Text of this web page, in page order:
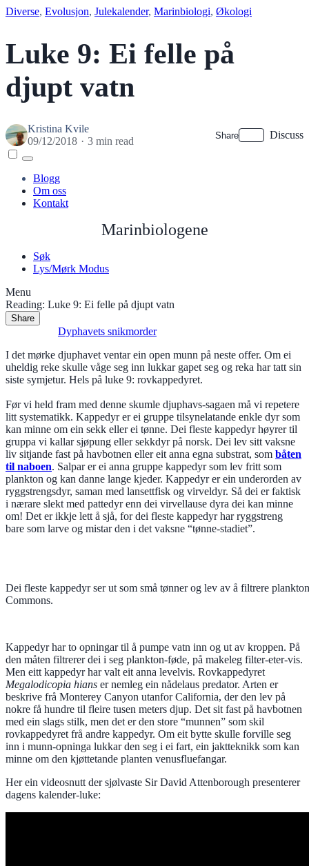
Diverse, Evolusjon, Julekalender, Marinbiologi, Økologi
Luke 9: Ei felle på
djupt vatn
Kristina Kvile
09/12/2018
3 min read Share Discuss
Menu
Blogg
Om oss
Kontakt
Marinbiologene
Søk
Lys/Mørk Modus
Menu
Reading: Luke 9: Ei felle på djupt vatn
Share
Dyphavets snikmorder
I det mørke djuphavet ventar ein open munn på neste offer. Om ei
uheldig reke skulle våge seg inn lukkar gapet seg og reka har tatt sin
siste symjetur. Hels på luke 9: rovkappedyret.
Før vi held fram med denne skumle djuphavs-sagaen må vi repetere
litt systematikk. Kappedyr er ei gruppe tilsynelatande enkle dyr som
kan minne om ein sekk eller ei tønne. Dei fleste kappedyr høyrer til
gruppa vi kallar sjøpung eller sekkdyr på norsk. Dei lev sitt vaksne
liv sitjande fast på havbotnen eller eit anna egna substrat, som båten
til naboen. Salpar er ei anna gruppe kappedyr som lev fritt som
plankton og kan danne lange kjeder. Kappedyr er ein underorden av
ryggstrengsdyr, saman med lansettfisk og virveldyr. Så dei er faktisk
i nærare slekt med pattedyr enn dei virvellause dyra dei kan minne
om! Det er ikkje lett å sjå, for dei fleste kappedyr har ryggstreng
bare som larve og mistar den i det vaksne “tønne-stadiet”.
Dei fleste kappedyr ser ut som små tønner og lev av å filtrere
Commons.
Kappedyr har to opningar til å pumpe vatn inn og ut av kroppen. På
den måten filtrerer dei i seg plankton-føde, på makeleg filter-eter-vis.
Men eitt kappedyr har valt eit anna levelvis. Rovkappedyret
Megalodicopia hians er nemleg ein nådelaus predator. Arten er
beskrive frå Monterey Canyon utanfor California, der den lev på
nokre få hundre til fleire tusen meters djup. Det sit fast på havbotnen
med ein slags stilk, men det er den store “munnen” som skil
rovkappedyret frå andre kappedyr. Om eit bytte skulle forville seg
inn i munn-opninga lukkar den seg i ei fart, ein jaktteknikk som kan
minne om den kjøttetande planten venusfluefangar.
Her ein videosnutt der sjølvaste Sir David Attenborough presenterer
dagens kalender-luke: